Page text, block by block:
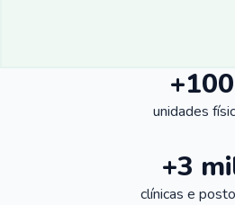
+100
unidades
+3
clínicas e